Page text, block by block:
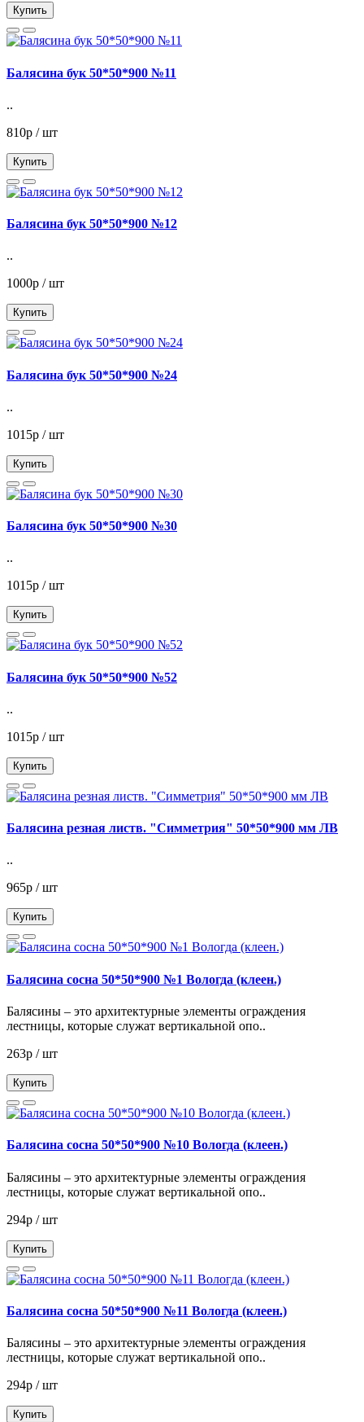
Купить
Балясина бук 50*50*900 №11
..
810р / шт
Купить
Балясина бук 50*50*900 №12
..
1000р / шт
Купить
Балясина бук 50*50*900 №24
..
1015р / шт
Купить
Балясина бук 50*50*900 №30
..
1015р / шт
Купить
Балясина бук 50*50*900 №52
..
1015р / шт
Купить
Балясина резная листв. "Симметрия" 50*50*900 мм ЛВ
..
965р / шт
Купить
Балясина сосна 50*50*900 №1 Вологда (клеен.)
Балясины – это архитектурные элементы ограждения
лестницы, которые служат вертикальной опо..
263р / шт
Купить
Балясина сосна 50*50*900 №10 Вологда (клеен.)
Балясины – это архитектурные элементы ограждения
лестницы, которые служат вертикальной опо..
294р / шт
Купить
Балясина сосна 50*50*900 №11 Вологда (клеен.)
Балясины – это архитектурные элементы ограждения
лестницы, которые служат вертикальной опо..
294р / шт
Купить